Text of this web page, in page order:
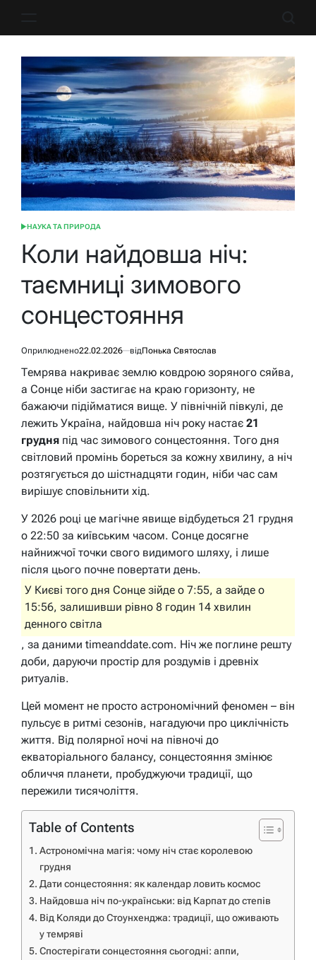
ОПУБЛІКУВАТИ
НАУКА ТА ПРИРОДА
Коли найдовша ніч:
таємниці зимового
сонцестояння
Оприлюднено22.02.2026 відПонька Святослав
Темрява накриває землю ковдрою зоряного сяйва,
а Сонце ніби застигає на краю горизонту, не
бажаючи підійматися вище. У північній півкулі, де
лежить Україна, найдовша ніч року настає 21
грудня під час зимового сонцестояння. Того дня
світловий промінь бореться за кожну хвилину, а ніч
розтягується до шістнадцяти годин, ніби час сам
вирішує сповільнити хід.
У 2026 році це магічне явище відбудеться 21 грудня
о 22:50 за київським часом. Сонце досягне
найнижчої точки свого видимого шляху, і лише
після цього почне повертати день.
У Києві того дня Сонце зійде о 7:55, а зайде о
15:56, залишивши рівно 8 годин 14 хвилин
денного світла
, за даними timeanddate.com. Ніч же поглине решту
доби, даруючи простір для роздумів і древніх
ритуалів.
Цей момент не просто астрономічний феномен – він
пульсує в ритмі сезонів, нагадуючи про циклічність
життя. Від полярної ночі на півночі до
екваторіального балансу, сонцестояння змінює
обличчя планети, пробуджуючи традиції, що
пережили тисячоліття.
Table of Contents
Астрономічна магія: чому ніч стає королевою
грудня
Дати сонцестояння: як календар ловить космос
Найдовша ніч по-українськи: від Карпат до степів
Від Коляди до Стоунхенджа: традиції, що оживають
у темряві
Спостерігати сонцестояння сьогодні: аппи,